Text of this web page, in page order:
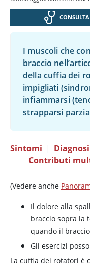
I muscoli che
braccio
della cuffia dei
impigliati
infiammarsi
strapparsi
Sintomi | Diagnosi
Contributi
(Vedere anche
Il dolore alla
braccio sopra la
quando il
Gli esercizi
La cuffia dei rotatori è